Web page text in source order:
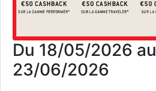
Du 18/05/2026 au
23/06/2026